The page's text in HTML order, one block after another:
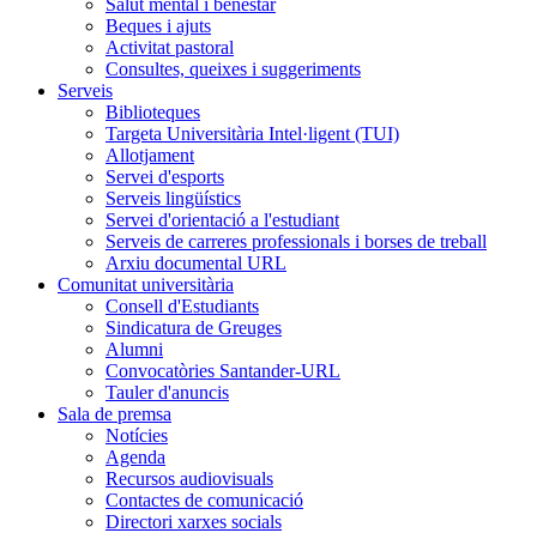
Beques i ajuts
Activitat pastoral
Consultes, queixes i suggeriments
Serveis
Biblioteques
Targeta Universitària Intel·ligent (TUI)
Allotjament
Servei d'esports
Serveis lingüístics
Servei d'orientació a l'estudiant
Serveis de carreres professionals i borses de treball
Arxiu documental URL
Comunitat universitària
Consell d'Estudiants
Sindicatura de Greuges
Alumni
Convocatòries Santander-URL
Tauler d'anuncis
Sala de premsa
Notícies
Agenda
Recursos audiovisuals
Contactes de comunicació
Directori xarxes socials